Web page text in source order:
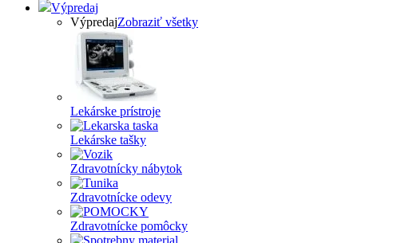
Výpredaj
VýpredajZobraziť všetky
Lekárske prístroje
Lekárske tašky
Zdravotnícky nábytok
Zdravotnícke odevy
Zdravotnícke pomôcky